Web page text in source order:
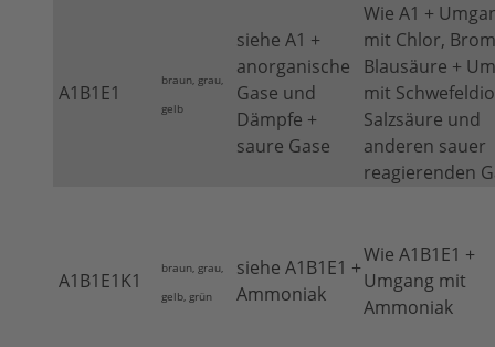
A1B1E1
braun, grau,
gelb
siehe A1 +
anorganische
Gase und
Dämpfe +
saure Gase
Wie A1 +
mit Chlor,
Blausäure +
mit
Salzsäure und
anderen sauer
reagierenden
A1B1E1K1
braun, grau,
gelb, grün
siehe A1B1E1 +
Ammoniak
Wie A1B1E1 +
Umgang mit
Ammoniak